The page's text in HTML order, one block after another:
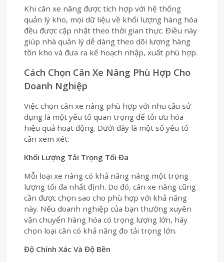
Khi cân xe nâng được tích hợp với hệ thống
quản lý kho, mọi dữ liệu về khối lượng hàng hóa
đều được cập nhật theo thời gian thực. Điều này
giúp nhà quản lý dễ dàng theo dõi lượng hàng
tồn kho và đưa ra kế hoạch nhập, xuất phù hợp.
Cách Chọn Cân Xe Nâng Phù Hợp Cho
Doanh Nghiệp
Việc chọn cân xe nâng phù hợp với nhu cầu sử
dụng là một yếu tố quan trọng để tối ưu hóa
hiệu quả hoạt động. Dưới đây là một số yếu tố
cần xem xét:
Khối Lượng Tải Trọng Tối Đa
Mỗi loại xe nâng có khả năng nâng một trọng
lượng tối đa nhất định. Do đó, cân xe nâng cũng
cần được chọn sao cho phù hợp với khả năng
này. Nếu doanh nghiệp của bạn thường xuyên
vận chuyển hàng hóa có trọng lượng lớn, hãy
chọn loại cân có khả năng đo tải trọng lớn.
Độ Chính Xác Và Độ Bền